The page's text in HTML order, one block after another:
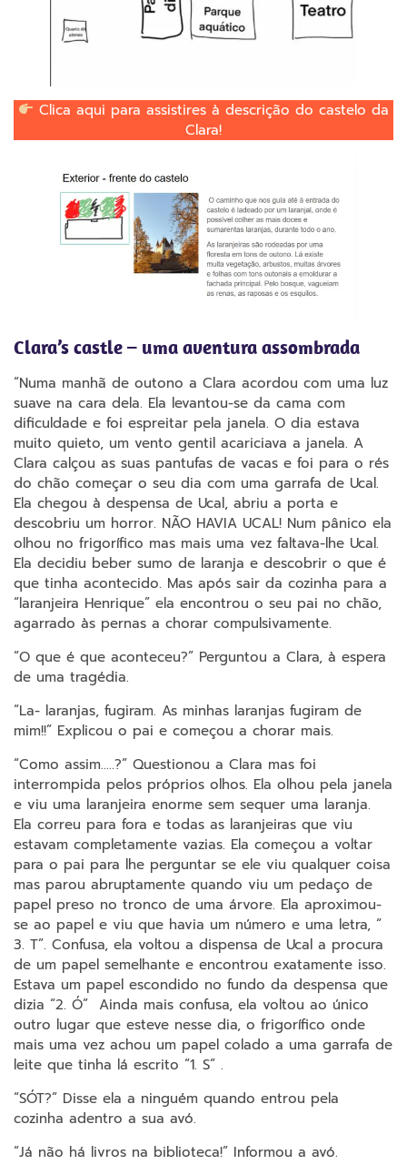
Clica aqui para assistires à descrição do castelo da
Clara!
Clara’s castle – uma aventura assombrada
“Numa manhã de outono a Clara acordou com uma luz
suave na cara dela. Ela levantou-se da cama com
dificuldade e foi espreitar pela janela. O dia estava
muito quieto, um vento gentil acariciava a janela. A
Clara calçou as suas pantufas de vacas e foi para o rés
do chão começar o seu dia com uma garrafa de Ucal.
Ela chegou à despensa de Ucal, abriu a porta e
descobriu um horror. NÃO HAVIA UCAL! Num pânico ela
olhou no frigorífico mas mais uma vez faltava-lhe Ucal.
Ela decidiu beber sumo de laranja e descobrir o que é
que tinha acontecido. Mas após sair da cozinha para a
“laranjeira Henrique” ela encontrou o seu pai no chão,
agarrado às pernas a chorar compulsivamente.
“O que é que aconteceu?” Perguntou a Clara, à espera
de uma tragédia.
“La- laranjas, fugiram. As minhas laranjas fugiram de
mim!!” Explicou o pai e começou a chorar mais.
“Como assim…..?” Questionou a Clara mas foi
interrompida pelos próprios olhos. Ela olhou pela janela
e viu uma laranjeira enorme sem sequer uma laranja.
Ela correu para fora e todas as laranjeiras que viu
estavam completamente vazias. Ela começou a voltar
para o pai para lhe perguntar se ele viu qualquer coisa
mas parou abruptamente quando viu um pedaço de
papel preso no tronco de uma árvore. Ela aproximou-
se ao papel e viu que havia um número e uma letra, “
3. T”. Confusa, ela voltou a dispensa de Ucal a procura
de um papel semelhante e encontrou exatamente isso.
Estava um papel escondido no fundo da despensa que
dizia “2. Ó” Ainda mais confusa, ela voltou ao único
outro lugar que esteve nesse dia, o frigorífico onde
mais uma vez achou um papel colado a uma garrafa de
leite que tinha lá escrito “1. S” .
“SÓT?” Disse ela a ninguém quando entrou pela
cozinha adentro a sua avó.
“Já não há livros na biblioteca!” Informou a avó.